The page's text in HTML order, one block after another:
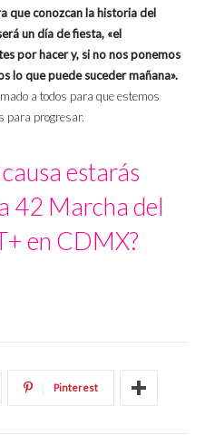
que conozcan la historia del
un día de fiesta, «el
por hacer y, si no nos ponemos
lo que puede suceder mañana».
a todos para que estemos
para progresar.
estarás
42 Marcha del
en CDMX?
Pinterest